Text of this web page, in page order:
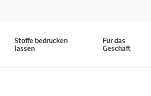
Stoffe bedrucken
lassen
Für das
Geschäft